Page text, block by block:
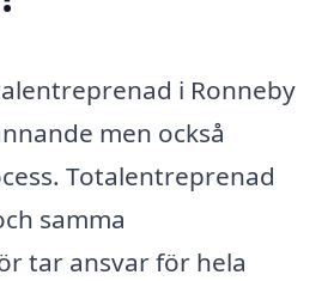
i Ronneby
men också
Totalentreprenad
samma
tar ansvar för hela